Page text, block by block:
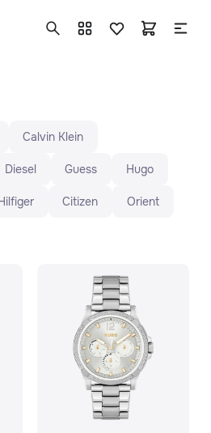
Calvin Klein
Diesel Guess Hugo
Citizen Orient
+7 ( 705 ) 181-42-50
info@vetervremeni.kz
часы